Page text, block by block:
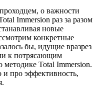
о важности
Immersion раз за разом
новые
конкретные
бы, идущие вразрез
к потрясающим
методике Total Immersion.
и про эффективность,